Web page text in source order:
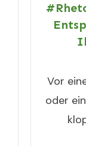
Vor
oder